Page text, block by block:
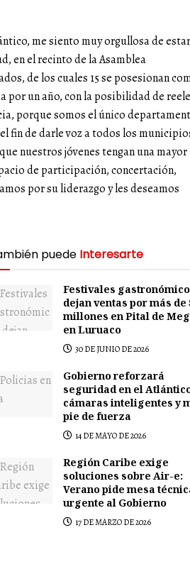
me siento muy orgullosa de estar
en el recinto de la Asamblea
de los cuales 15 se posesionan
por un año, con la posibilidad de
porque somos el único
fin de darle voz a todos los
nuestros jóvenes tengan una mayor
de participación, concertación,
por su liderazgo y les deseamos
puede Interesarte
Festivales
dejan ventas por más de
millones en Pital de
en Luruaco
30 DE JUNIO DE 2026
Gobierno reforzará
seguridad en el
cámaras inteligentes y
pie de fuerza
14 DE MAYO DE 2026
Región Caribe exige
soluciones sobre Air-e:
Verano pide mesa
urgente al Gobierno
17 DE MARZO DE 2026